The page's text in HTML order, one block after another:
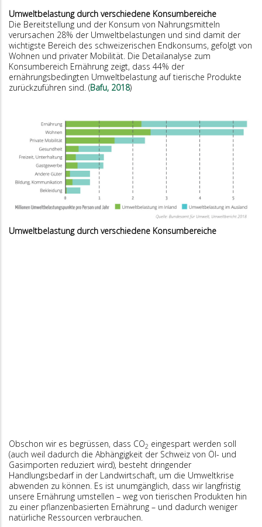
Umweltbelastung durch verschiedene Konsumbereiche
Die Bereitstellung und der Konsum von Nahrungsmitteln
verursachen 28% der Umweltbelastungen und sind damit der
wichtigste Bereich des schweizerischen Endkonsums, gefolgt von
Wohnen und privater Mobilität. Die Detailanalyse zum
Konsumbereich Ernährung zeigt, dass 44% der
ernährungsbedingten Umweltbelastung auf tierische Produkte
zurückzuführen sind. (Bafu, 2018)
Umweltbelastung durch verschiedene Konsumbereiche
Obschon wir es begrüssen, dass CO2 eingespart werden soll
(auch weil dadurch die Abhängigkeit der Schweiz von Öl- und
Gasimporten reduziert wird), besteht dringender
Handlungsbedarf in der Landwirtschaft, um die Umweltkrise
abwenden zu können. Es ist unumgänglich, dass wir langfristig
unsere Ernährung umstellen – weg von tierischen Produkten hin
zu einer pflanzenbasierten Ernährung – und dadurch weniger
natürliche Ressourcen verbrauchen.